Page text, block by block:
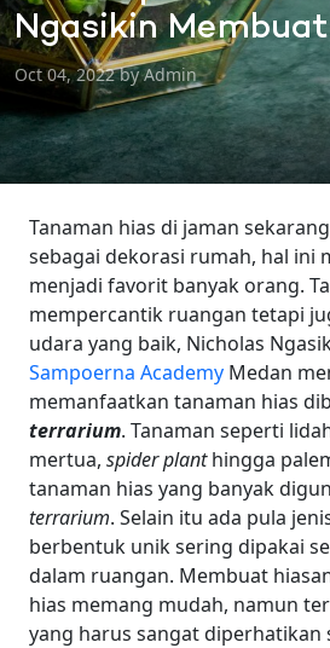
Ngasikin
Oct 04, 2022 by Admin
Tanaman hias di jaman
sebagai dekorasi rumah, hal ini
menjadi favorit banyak orang.
mempercantik ruangan tetapi
udara yang baik, Nicholas
Sampoerna Academy Medan
memanfaatkan tanaman hias
terrarium. Tanaman seperti
mertua, spider planthingga
tanaman hias yang banyak
terrarium. Selain itu ada pula
berbentuk unik sering dipakai
dalam ruangan. Membuat
hias memang mudah, namun
yang harus sangat diperhatikan